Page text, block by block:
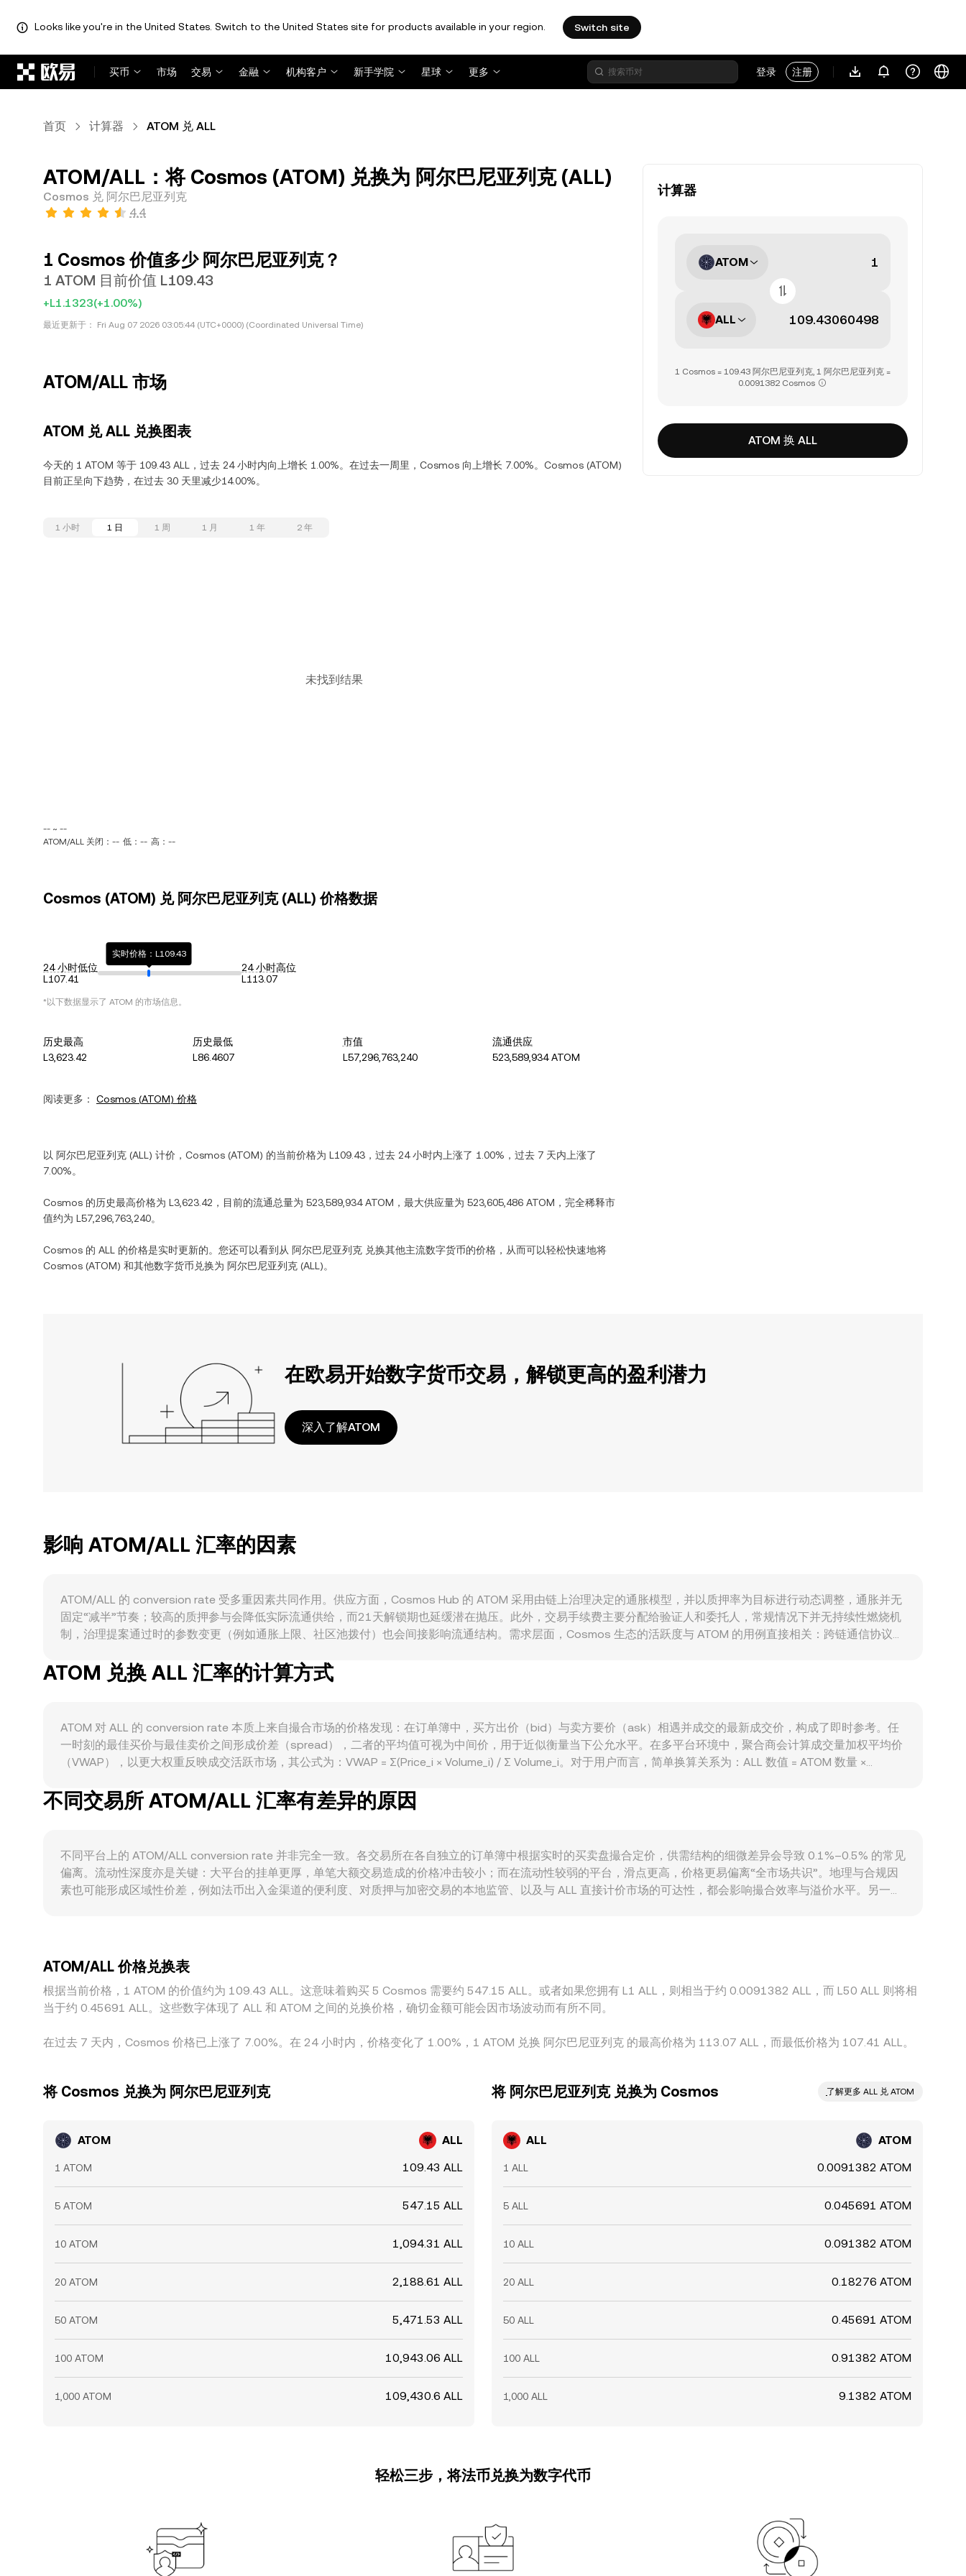
Looks like you're in the United States. Switch to the United States site for products available in your region. Switch site
买币
市场 交易 金融 机构客户 新手学院 星球 更多 登录 注册
首页 计算器 ATOM 兑 ALL
ATOM/ALL：将 Cosmos (ATOM) 兑换为 阿尔巴尼亚列克 (ALL)
Cosmos 兑 阿尔巴尼亚列克
4.4
1 Cosmos 价值多少 阿尔巴尼亚列克？
1 ATOM 目前价值 L109.43
+L1.1323(+1.00%)
最近更新于： Fri Aug 07 2026 03:05:44 (UTC+0000) (Coordinated Universal Time)
ATOM/ALL 市场
ATOM 兑 ALL 兑换图表
今天的 1 ATOM 等于 109.43 ALL，过去 24 小时内向上增长 1.00%。在过去一周里，Cosmos 向上增长 7.00%。Cosmos (ATOM)
目前正呈向下趋势，在过去 30 天里减少14.00%。
1 小时 1 日 1 周 1 月 1 年 2 年
未找到结果
-- ~ --
ATOM/ALL 关闭：-- 低：-- 高：--
Cosmos (ATOM) 兑 阿尔巴尼亚列克 (ALL) 价格数据
24 小时低位
L107.41
实时价格：L109.43
24 小时高位
L113.07
*以下数据显示了 ATOM 的市场信息。
历史最高
L3,623.42
历史最低
L86.4607
市值
L57,296,763,240
流通供应
523,589,934 ATOM
阅读更多： Cosmos (ATOM) 价格
以 阿尔巴尼亚列克 (ALL ) 计价， Cosmos (ATOM) 的当前价格为 L109.43 ，过去 24 小时内 上涨了 1.00% ，过去 7 天内 上涨了
7.00%。
Cosmos 的历史最高价格为 L3,623.42 ，目前的流通总量为 523,589,934 ATOM ，最大供应量为 523,605,486 ATOM ，完全稀释市
值约为 L57,296,763,240。
Cosmos 的 ALL 的价格是实时更新的。您还可以看到从 阿尔巴尼亚列克 兑换其他主流数字货币的价格，从而可以轻松快速地将
Cosmos (ATOM) 和其他数字货币兑换为 阿尔巴尼亚列克 (ALL )。
计算器
ATOM
ALL
1 Cosmos = 109.43 阿尔巴尼亚列克, 1 阿尔巴尼亚列克 =
0.0091382 Cosmos
ATOM 换 ALL
在欧易开始数字货币交易，解锁更高的盈利潜力
深入了解ATOM
影响 ATOM/ALL 汇率的因素
ATOM/ALL 的 conversion rate 受多重因素共同作用。供应方面，Cosmos Hub 的 ATOM 采用由链上治理决定的通胀模型，并以质押率为目标进行动态调整，通胀并无
固定“减半”节奏；较高的质押参与会降低实际流通供给，而21天解锁期也延缓潜在抛压。此外，交易手续费主要分配给验证人和委托人，常规情况下并无持续性燃烧机
制，治理提案通过时的参数变更（例如通胀上限、社区池拨付）也会间接影响流通结构。需求层面，Cosmos 生态的活跃度与 ATOM 的用例直接相关：跨链通信协议
与治理参与，都会提升对 ATOM 的实际使用与持有意愿。宏观方面，ATOM 通常与比特币方向呈较高相关性，整体加密市场的风险偏好变动会在短期内主导走势；同
时，作为计价资产的 ALL 相对主要外汇（如 USD）的强弱也会传导到 ATOM/ALL 的标价，当 ALL 走强时，即便 ATOM 对美元维持平稳，名义上的 ATOM/ALL 可能仍回
价；Cosmos Hub 的治理升级（如 ICS 范围扩展、经济参数调整）也会成为特定于 ATOM 的催化。技术层面，永续合约的资金费率变化、到期集中时点的期权交割、以
及大型持币者在链上与交易所间的大额划转与解押/再质押行为，都会加剧短期波动，从而在现货市场上反映为 ATOM/ALL conversion rate 的快速调整。
ATOM 兑换 ALL 汇率的计算方式
ATOM 对 ALL 的 conversion rate 本质上来自撮合市场的价格发现：在订单簿中，买方出价（bid）与卖方要价（ask）相遇并成交的最新成交价，构成了即时参考。任
一时刻的最佳买价与最佳卖价之间形成价差（spread），二者的平均值可视为中间价，用于近似衡量当下公允水平。在多平台环境中，聚合商会计算成交量加权平均价
（VWAP），以更大权重反映成交活跃市场，其公式为：VWAP = Σ(Price_i × Volume_i) / Σ Volume_i。对于用户而言，简单换算关系为：ALL 数值 = ATOM 数量 ×
部分价格还会参考自动做市商（AMM）的恒定乘积模型 x × y = k，其中价格可近似表示为 y/x；池子中的代币余额变化会即时调整边际价格。跨平台整合时，实际报价
通常由 ATOM/USDT、USDT 对本地法币（或 ALL 的外汇喂价）共同推导而来，再通过 VWAP 与流动性权重校准，最终反映为对用户可见的 ATOM/ALL conversion
不同交易所 ATOM/ALL 汇率有差异的原因
不同平台上的 ATOM/ALL conversion rate 并非完全一致。各交易所在各自独立的订单簿中根据实时的买卖盘撮合定价，供需结构的细微差异会导致 0.1%–0.5% 的常见
偏离。流动性深度亦是关键：大平台的挂单更厚，单笔大额交易造成的价格冲击较小；而在流动性较弱的平台，滑点更高，价格更易偏离“全市场共识”。地理与合规因
素也可能形成区域性价差，例如法币出入金渠道的便利度、对质押与加密交易的本地监管、以及与 ALL 直接计价市场的可达性，都会影响撮合效率与溢价水平。另一个
ATOM/ALL 价格兑换表
根据当前价格，1 ATOM 的价值约为 109.43 ALL。这意味着购买 5 Cosmos 需要约 547.15 ALL。或者如果您拥有 L1 ALL，则相当于约 0.0091382 ALL，而 L50 ALL 则将相
当于约 0.45691 ALL。这些数字体现了 ALL 和 ATOM 之间的兑换价格，确切金额可能会因市场波动而有所不同。
在过去 7 天内，Cosmos 价格已上涨了 7.00%。在 24 小时内，价格变化了 1.00%，1 ATOM 兑换 阿尔巴尼亚列克 的最高价格为 113.07 ALL，而最低价格为 107.41 ALL。
将 Cosmos 兑换为 阿尔巴尼亚列克
ATOM ALL
1 ATOM 109.43 ALL
5 ATOM 547.15 ALL
10 ATOM 1,094.31 ALL
20 ATOM 2,188.61 ALL
50 ATOM 5,471.53 ALL
100 ATOM 10,943.06 ALL
1,000 ATOM 109,430.6 ALL
将 阿尔巴尼亚列克 兑换为 Cosmos ִִִִִִִִִִִִִִִִִִִִִִִִִִִִִִִִִִִִִִִִִִִִִִִ了解更多 ALL 兑 ATOM
ALL ATOM
1 ALL 0.0091382 ATOM
5 ALL 0.045691 ATOM
10 ALL 0.091382 ATOM
20 ALL 0.18276 ATOM
50 ALL 0.45691 ATOM
100 ALL 0.91382 ATOM
1,000 ALL 9.1382 ATOM
轻松三步，将法币兑换为数字代币